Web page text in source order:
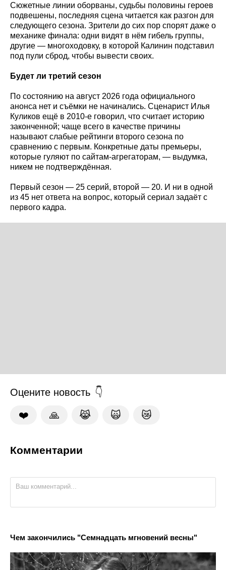
Сюжетные линии оборваны, судьбы половины героев
подвешены, последняя сцена читается как разгон для
следующего сезона. Зрители до сих пор спорят даже о
механике финала: одни видят в нём гибель группы,
другие — многоходовку, в которой Калинин подставил
под пули сброд, чтобы вывести своих.
Будет ли третий сезон
По состоянию на август 2026 года официального
анонса нет и съёмки не начинались. Сценарист Илья
Куликов ещё в 2010-е говорил, что считает историю
законченной; чаще всего в качестве причины
называют слабые рейтинги второго сезона по
сравнению с первым. Конкретные даты премьеры,
которые гуляют по сайтам-агрегаторам, — выдумка,
никем не подтверждённая.
Первый сезон — 25 серий, второй — 20. И ни в одной
из 45 нет ответа на вопрос, который сериал задаёт с
первого кадра.
Оцените новость
❤️ 🙏 😹 🙀 😿
Комментарии
Чем закончились "Семнадцать мгновений весны"